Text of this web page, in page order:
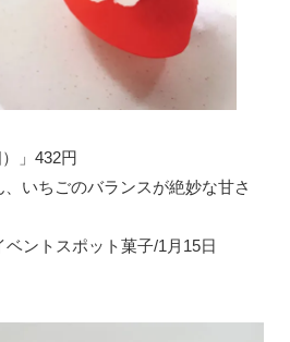
」432円
いちごのバランスが絶妙な甘さ
ベントスポット菓子/1月15日